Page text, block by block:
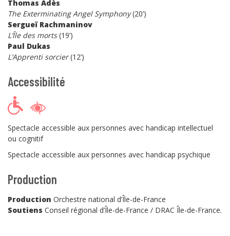
Thomas Adès
The Exterminating Angel Symphony(20’)
Sergueï Rachmaninov
L’Île des morts(19’)
Paul Dukas
L’Apprenti sorcier(12’)
Accessibilité
Spectacle accessible aux personnes avec handicap intellectuel
ou cognitif
Spectacle accessible aux personnes avec handicap psychique
Production
Production Orchestre national d’Île-de-France
Soutiens Conseil régional d’Île-de-France / DRAC Île-de-France.